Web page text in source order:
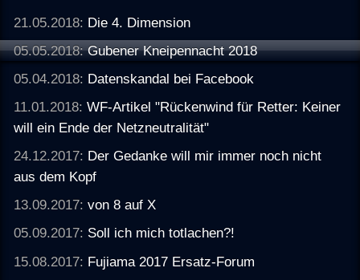
21.05.2018: Die 4. Dimension
05.05.2018:Gubener Kneipennacht 2018
05.04.2018: Datenskandal bei Facebook
11.01.2018:WF-Artikel "Rückenwind für Retter: Keiner
will ein Ende der Netzneutralität"
24.12.2017: Der Gedanke will mir immer noch nicht
aus dem Kopf
13.09.2017:von 8 auf X
05.09.2017: Soll ich mich totlachen?!
15.08.2017: Fujiama 2017 Ersatz-Forum